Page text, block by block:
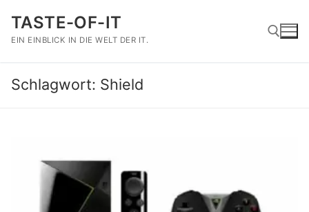
Inhalt
springen
TASTE-OF-IT
EIN EINBLICK IN DIE WELT DER IT.
Schlagwort: Shield